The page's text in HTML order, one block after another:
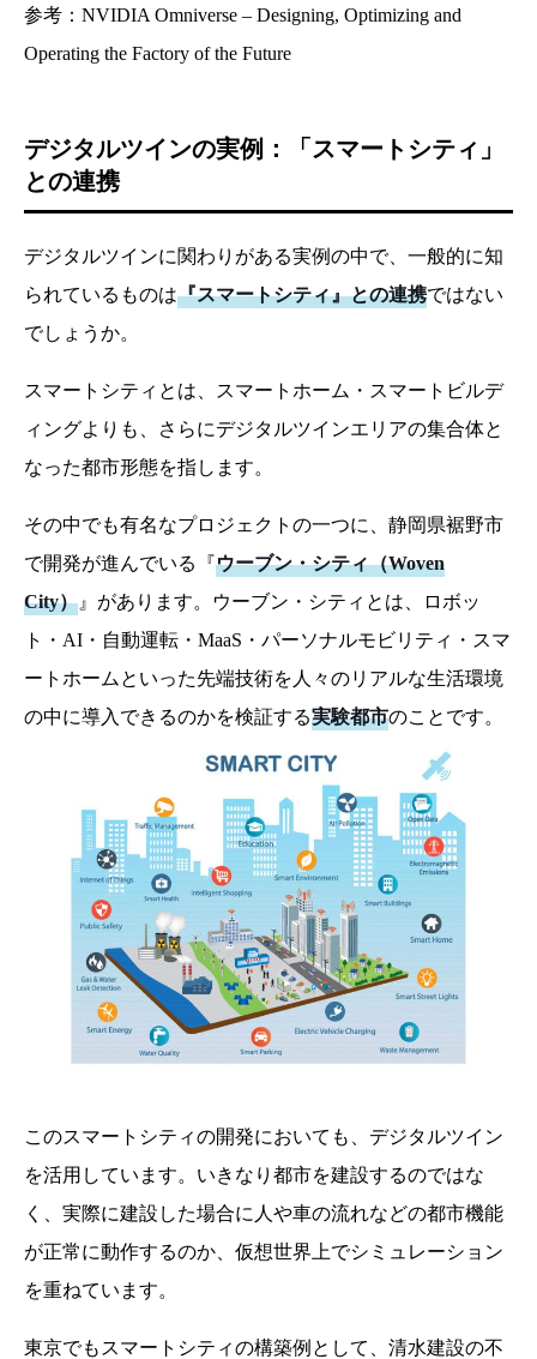
参考：NVIDIA Omniverse – Designing, Optimizing and
Operating the Factory of the Future
デジタルツインの実例：「スマートシティ」
との連携
デジタルツインに関わりがある実例の中で、一般的に知
られているものは『スマートシティ』との連携ではない
でしょうか。
スマートシティとは、スマートホーム・スマートビルデ
ィングよりも、さらにデジタルツインエリアの集合体と
なった都市形態を指します。
その中でも有名なプロジェクトの一つに、静岡県裾野市
で開発が進んでいる『ウーブン・シティ（Woven
City） 』があります。ウーブン・シティとは、ロボッ
ト・AI・自動運転・MaaS・パーソナルモビリティ・スマ
ートホームといった先端技術を人々のリアルな生活環境
の中に導入できるのかを検証する実験都市のことです。
このスマートシティの開発においても、デジタルツイン
を活用しています。いきなり都市を建設するのではな
く、実際に建設した場合に人や車の流れなどの都市機能
が正常に動作するのか、仮想世界上でシミュレーション
を重ねています。
東京でもスマートシティの構築例として、清水建設の不